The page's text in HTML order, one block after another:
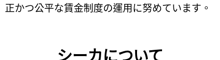
正かつ公平な賃金制度の運用に努めています。
シーカについて